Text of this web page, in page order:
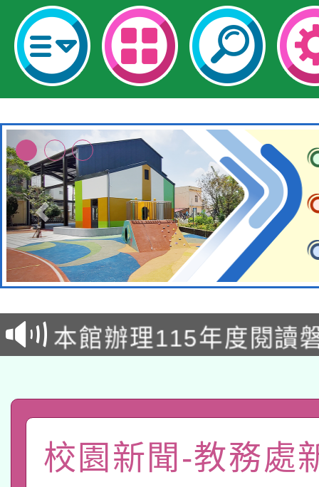
本校115學年度第2次
招甄選結果公告(無人
招)
適應運動共學行動站研
本館辦理115年度閱讀
科技賦能─人工智慧
礎課程
A3數位素養講師名單
pilot」
有關大陸委員會函釋公
校園新聞-教務處